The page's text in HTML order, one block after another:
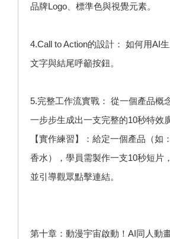
品牌Logo、標準色與視覺元素。
4.Call to Action的設計： 如何用AI
文字與結尾呼籲按鈕。
5.完整工作流實戰： 從一個產品概
一步步生成出一支完整的10秒特效
【實作練習】：給定一個產品（如
香水），學員需製作一支10秒短片
並引導觀眾點擊連結。
第十章：動漫宇宙啟動！AI同人動